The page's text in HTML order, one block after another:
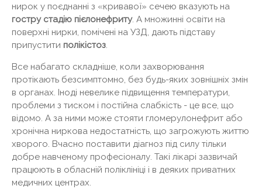
нирок у поєднанні з «кривавої» сечею вказують на
гостру стадію пієлонефриту. А множинні освіти на
поверхні нирки, помічені на УЗД, дають підставу
припустити полікістоз.
Все набагато складніше, коли захворювання
протікають безсимптомно, без будь-яких зовнішніх змін
в органах. Іноді невелике підвищення температури,
проблеми з тиском і постійна слабкість - це все, що
відомо. А за ними може стояти гломерулонефрит або
хронічна ниркова недостатність, що загрожують життю
хворого. Вчасно поставити діагноз під силу тільки
добре навченому професіоналу. Такі лікарі зазвичай
працюють в обласній поліклініці і в деяких приватних
медичних центрах.